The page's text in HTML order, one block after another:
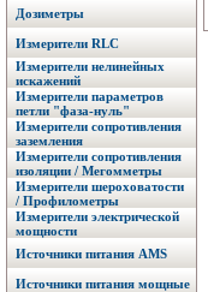
Дозиметры
Измерители RLC
Измерители нелинейных
искажений
Измерители параметров
петли "фаза-нуль"
Измерители сопротивления
заземления
Измерители сопротивления
изоляции / Мегомметры
Измерители шероховатости
/ Профилометры
Измерители электрической
мощности
Источники питания AMS
Источники питания мощные